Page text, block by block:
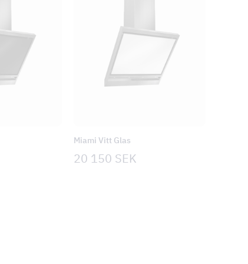
Miami Vitt Glas
20 150 SEK